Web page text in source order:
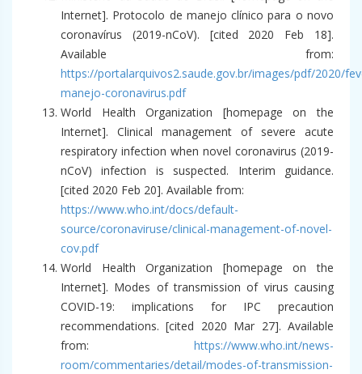
Internet]. Protocolo de manejo clínico para o novo
coronavírus (2019-nCoV). [cited 2020 Feb 18].
Available from:
https://portalarquivos2.saude.gov.br/images/pdf/2020/
manejo-coronavirus.pdf
World Health Organization [homepage on the
Internet]. Clinical management of severe acute
respiratory infection when novel coronavirus (2019-
nCoV) infection is suspected. Interim guidance.
[cited 2020 Feb 20]. Available from:
https://www.who.int/docs/default-
source/coronaviruse/clinical-management-of-novel-
cov.pdf
World Health Organization [homepage on the
Internet]. Modes of transmission of virus causing
COVID-19: implications for IPC precaution
recommendations. [cited 2020 Mar 27]. Available
from: https://www.who.int/news-
room/commentaries/detail/modes-of-transmission-